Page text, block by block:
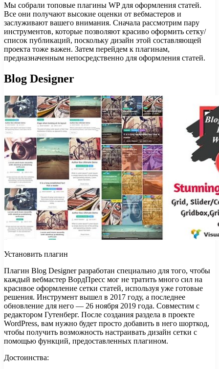
Мы собрали топовые плагины WP для оформления статей.
Все они получают высокие оценки от вебмастеров и
заслуживают вашего внимания. Сначала рассмотрим пару
инструментов, которые позволяют красиво оформить сетку/
список публикаций, поскольку дизайн этой составляющей
проекта тоже важен. Затем перейдем к плагинам,
предназначенным непосредственно для оформления статей.
Blog Designer
Установить плагин
Плагин Blog Designer разработан специально для того, чтобы
каждый вебмастер ВордПресс мог не тратить много сил на
красивое оформление сетки статей, используя уже готовые
решения. Инструмент вышел в 2017 году, а последнее
обновление для него — 26 ноября 2019 года. Совместим с
редактором Гутенберг. После создания раздела в проекте
WordPress, вам нужно будет просто добавить в него шорткод,
чтобы получить возможность настраивать дизайн сетки с
помощью функций, предоставленных плагином.
Достоинства: